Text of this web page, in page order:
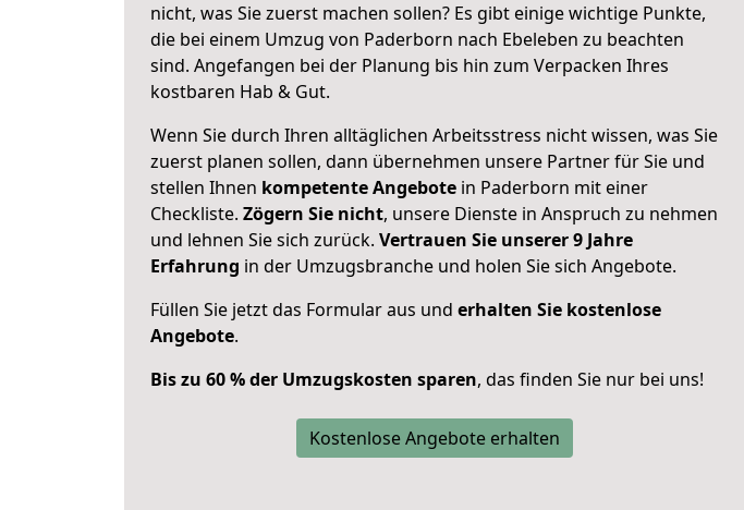
nicht, was Sie zuerst machen sollen? Es gibt einige wichtige Punkte,
die bei einem Umzug von Paderborn nach Ebeleben zu beachten
sind. Angefangen bei der Planung bis hin zum Verpacken Ihres
kostbaren Hab & Gut.
Wenn Sie durch Ihren alltäglichen Arbeitsstress nicht wissen, was Sie
zuerst planen sollen, dann übernehmen unsere Partner für Sie und
stellen Ihnen kompetente Angebote in Paderborn mit einer
Checkliste. Zögern Sie nicht, unsere Dienste in Anspruch zu nehmen
und lehnen Sie sich zurück. Vertrauen Sie unserer 9 Jahre
Erfahrung in der Umzugsbranche und holen Sie sich Angebote.
Füllen Sie jetzt das Formular aus und erhalten Sie kostenlose
Angebote.
Bis zu 60 % der Umzugskosten sparen, das finden Sie nur bei uns!
Kostenlose Angebote erhalten